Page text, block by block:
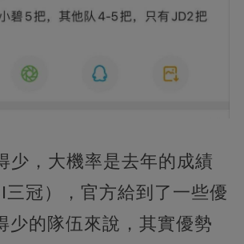
少，大機率是去年的成績
三冠），官方給到了一些優
少的隊伍來說，其實優勢